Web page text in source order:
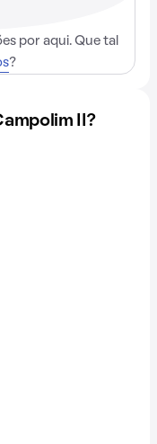
por aqui. Que tal
?
II?